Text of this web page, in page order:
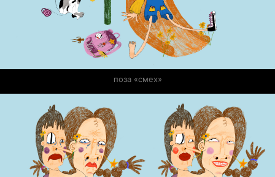
поза «смех»